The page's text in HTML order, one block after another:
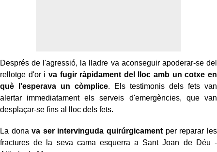
Després de l'agressió, la lladre va aconseguir apoderar-se del
rellotge d'or i va fugir ràpidament del lloc amb un cotxe en
què l'esperava un còmplice. Els testimonis dels fets van
alertar immediatament els serveis d'emergències, que van
desplaçar-se fins al lloc dels fets.
La donava ser intervinguda quirúrgicament per reparar les
fractures de la seva cama esquerra a Sant Joan de Déu -